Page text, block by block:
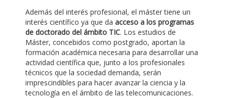
Además del interés profesional, el máster tiene un
interés científico ya que da acceso a los programas
de doctorado del ámbito TIC. Los estudios de
Máster, concebidos como postgrado, aportan la
formación académica necesaria para desarrollar una
actividad científica que, junto a los profesionales
técnicos que la sociedad demanda, serán
imprescindibles para hacer avanzar la ciencia y la
tecnología en el ámbito de las telecomunicaciones.